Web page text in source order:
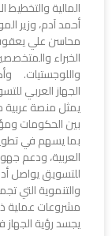
المالية
أحمد آدم، وزير
محاسن علي
الخبراء
واللوجستيات.
الجهاز العربي
يمثل منصة عربية
بين الحكومات
بما يسهم في
العربية، ودعم
للتسويق يواصل
والتنموية التي
مشروعات عملية
يجسد رؤية